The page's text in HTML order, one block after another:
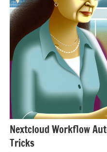
Nextcloud Workflow
Tricks